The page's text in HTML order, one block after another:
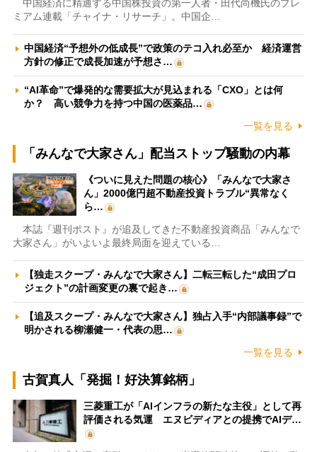
中国経済に精通する中国株投資の第一人者・田代尚機氏のプレ
ミアム連載「チャイナ・リサーチ」。中国企…
中国経済“予想外の低成長”で政策のテコ入れ必至か 経済運営
方針の修正で成長加速が予想さ…
“AI革命”で爆発的な需要拡大が見込まれる「CXO」とは何
か？ 高い競争力を持つ中国の医薬品…
一覧を見る
「みんなで大家さん」配当ストップ騒動の内幕
《ついに見えた問題の核心》「みんなで大家さ
ん」2000億円超不動産投資トラブル“異常なく
ら…
本誌『週刊ポスト』が追及してきた不動産投資商品「みんなで
大家さん」がいよいよ最終局面を迎えている…
【独走スクープ・みんなで大家さん】二転三転した“成田プロ
ジェクト”の計画変更の裏で起き…
【追及スクープ・みんなで大家さん】独占入手“内部議事録”で
明かされる柳瀬健一・代表の思…
一覧を見る
古賀真人「発掘！好決算銘柄」
三菱重工が「AIインフラの新たな主役」として再
評価される気運 エヌビディアとの提携でAIデ…